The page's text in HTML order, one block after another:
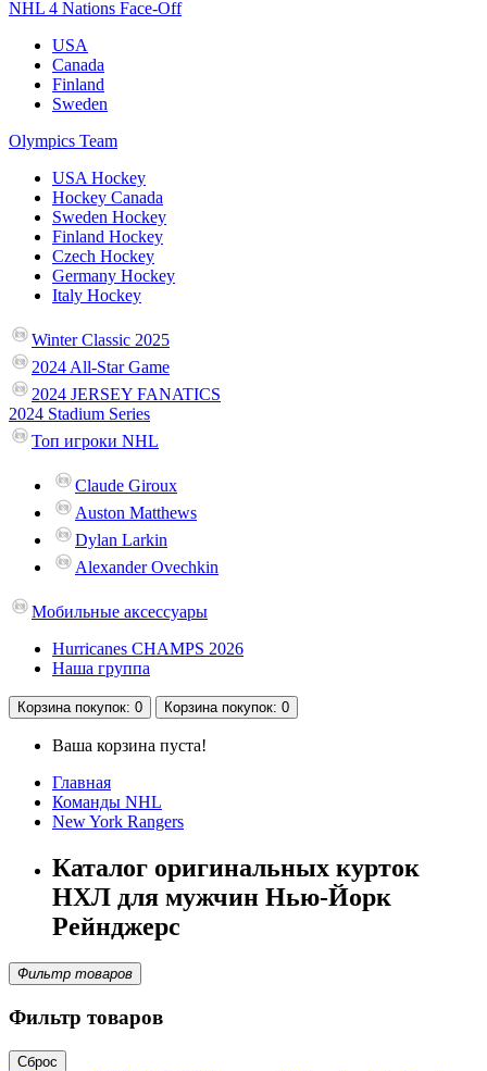
NHL 4 Nations Face-Off
USA
Canada
Finland
Sweden
Olympics Team
USA Hockey
Hockey Canada
Sweden Hockey
Finland Hockey
Czech Hockey
Germany Hockey
Italy Hockey
Winter Classic 2025
2024 All-Star Game
2024 JERSEY FANATICS
2024 Stadium Series
Топ игроки NHL
Claude Giroux
Auston Matthews
Dylan Larkin
Alexander Ovechkin
Мобильные аксессуары
Hurricanes CHAMPS 2026
Наша группа
Корзина покупок: 0 Корзина покупок: 0
Ваша корзина пуста!
Главная
Команды NHL
New York Rangers
Каталог оригинальных курток
НХЛ для мужчин Нью-Йорк
Рейнджерс
Фильтр товаров
Фильтр товаров
Сброс